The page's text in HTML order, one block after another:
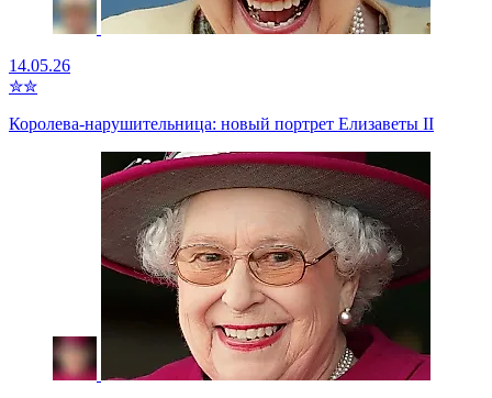
14.05.26
✮✮
Королева-нарушительница: новый портрет Елизаветы II